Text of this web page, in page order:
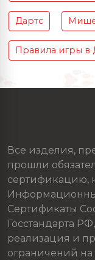
Дартс
Правила игры в
Все изделия,
прошли
сертификацию,
Сертификаты
Госстандарта
реализация и
ограничений